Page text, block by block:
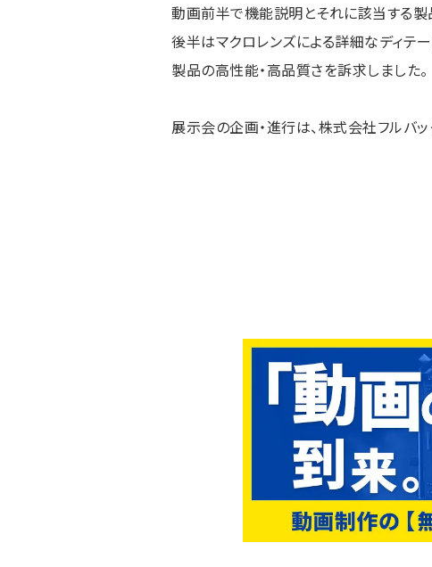
動画前半で機能説明とそれに該当する
後半はマクロレンズによる詳細なディテ
製品の高性能・高品質さを訴求しました。
展示会の企画・進行は、株式会社フルバッ